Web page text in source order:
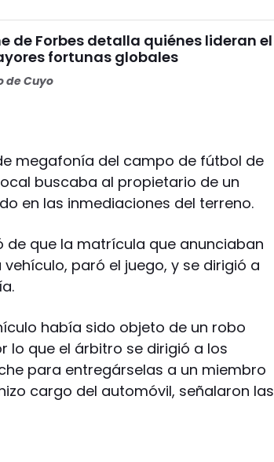
de Forbes detalla quiénes lideran el
fortunas globales
de Cuyo
megafonía del campo de fútbol de
buscaba al propietario de un
en las inmediaciones del terreno.
de que la matrícula que anunciaban
paró el juego, y se dirigió a
había sido objeto de un robo
lo que el árbitro se dirigió a los
para entregárselas a un miembro
cargo del automóvil, señalaron las